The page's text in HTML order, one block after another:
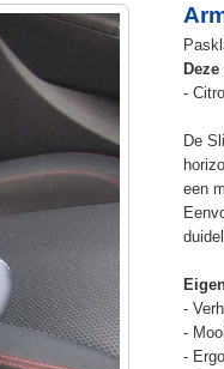
-
De
een
-
-
-